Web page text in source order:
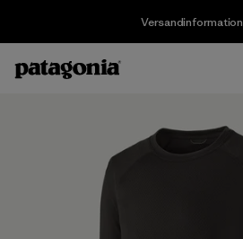
Versandinformation